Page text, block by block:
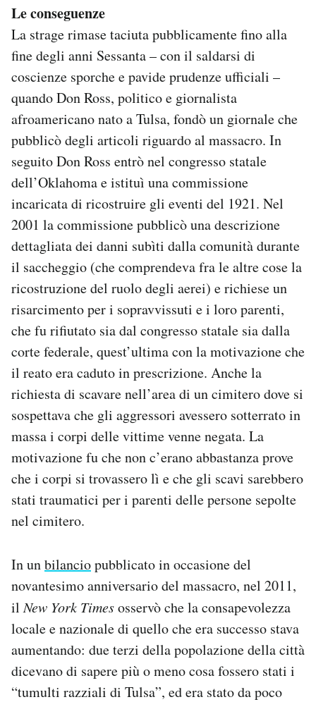
Le conseguenze
La strage rimase taciuta pubblicamente fino alla
fine degli anni Sessanta – con il saldarsi di
coscienze sporche e pavide prudenze ufficiali –
quando Don Ross, politico e giornalista
afroamericano nato a Tulsa, fondò un giornale che
pubblicò degli articoli riguardo al massacro. In
seguito Don Ross entrò nel congresso statale
dell’Oklahoma e istituì una commissione
incaricata di ricostruire gli eventi del 1921. Nel
2001 la commissione pubblicò una descrizione
dettagliata dei danni subìti dalla comunità durante
il saccheggio (che comprendeva fra le altre cose la
ricostruzione del ruolo degli aerei) e richiese un
risarcimento per i sopravvissuti e i loro parenti,
che fu rifiutato sia dal congresso statale sia dalla
corte federale, quest’ultima con la motivazione che
il reato era caduto in prescrizione. Anche la
richiesta di scavare nell’area di un cimitero dove si
sospettava che gli aggressori avessero sotterrato in
massa i corpi delle vittime venne negata. La
motivazione fu che non c’erano abbastanza prove
che i corpi si trovassero lì e che gli scavi sarebbero
stati traumatici per i parenti delle persone sepolte
nel cimitero.
In unbilanciopubblicato in occasione del
novantesimo anniversario del massacro, nel 2011,
ilNew York Timesosservò che la consapevolezza
locale e nazionale di quello che era successo stava
aumentando: due terzi della popolazione della città
dicevano di sapere più o meno cosa fossero stati i
“tumulti razziali di Tulsa”, ed era stato da poco